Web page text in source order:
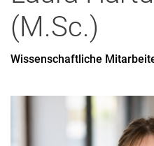
Prof. Dr. Patrick Spieth
wissenschaftliche
Laura Hartung M.Sc.
Felix Mader M.Sc.
(M.Sc.)
Wissenschaftliche